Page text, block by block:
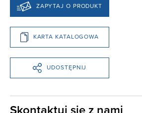
ZAPYTAJ O PRODUKT
KARTA KATALOGOWA
UDOSTĘPNIJ
Skontaktuj się z nami